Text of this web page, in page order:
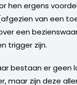
hen ergens
van een
een
trigger zijn.
bestaan er geen
maar zijn deze